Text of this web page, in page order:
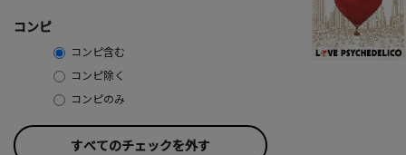
コンピ
コンピ含む
コンピ除く
コンピのみ
すべてのチェックを外す